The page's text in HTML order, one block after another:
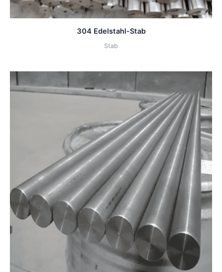
304 Edelstahl-Stab
Stab